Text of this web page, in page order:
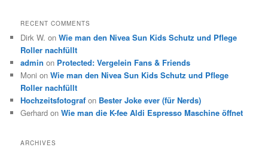
RECENT COMMENTS
Dirk W. onWie man den Nivea Sun Kids Schutz und Pflege
Roller nachfüllt
admin on Protected: Vergelein Fans & Friends
Moni onWie man den Nivea Sun Kids Schutz und Pflege
Roller nachfüllt
Hochzeitsfotograf on Bester Joke ever (für Nerds)
Gerhard onWie man die K-fee Aldi Espresso Maschine öffnet
ARCHIVES